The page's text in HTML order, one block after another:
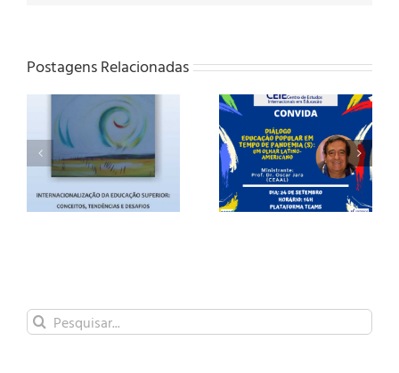
Postagens Relacionadas
Diálogos
Internacionais –
Educação popular
em tempo de
pandemia (s): um
olhar latino-
Internacionais –
Aprendizagens da
experiência
acadêmica
internacional na
Pós-Graduação –
Buscar